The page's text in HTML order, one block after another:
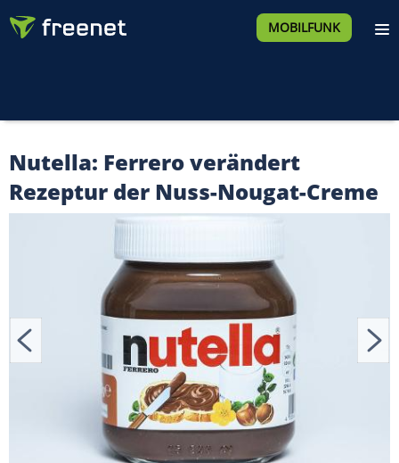
MOBILFUNK
Nutella: Ferrero verändert
Rezeptur der Nuss-Nougat-Creme